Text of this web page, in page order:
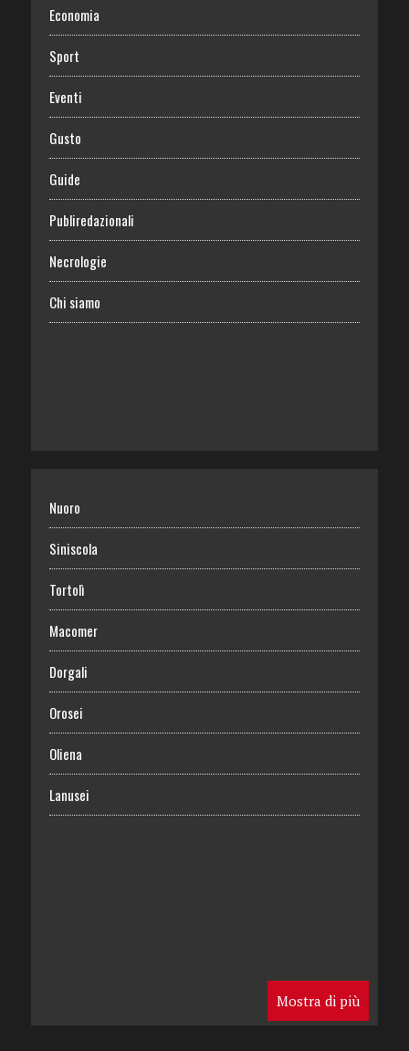
Economia
Sport
Eventi
Gusto
Guide
Publiredazionali
Necrologie
Chi siamo
Nuoro
Siniscola
Tortolì
Macomer
Dorgali
Orosei
Oliena
Lanusei
Mostra di più